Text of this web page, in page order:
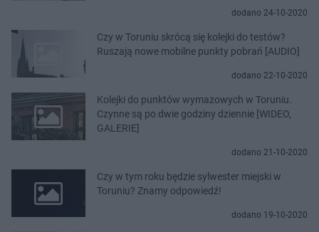
dodano 24-10-2020
Czy w Toruniu skrócą się kolejki do testów?
Ruszają nowe mobilne punkty pobrań [AUDIO]
dodano 22-10-2020
Kolejki do punktów wymazowych w Toruniu.
Czynne są po dwie godziny dziennie [WIDEO,
GALERIE]
dodano 21-10-2020
Czy w tym roku będzie sylwester miejski w
Toruniu? Znamy odpowiedź!
dodano 19-10-2020